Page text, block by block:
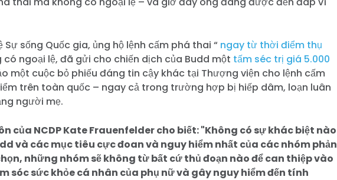
Sự sống Quốc gia, ủng hộ lệnh cấm phá thai “ ngay từ thời điểm thụ
có ngoại lệ, đã gửi cho chiến dịch của Budd một tấm séc trị giá 5.000
một cuộc bỏ phiếu đáng tin cậy khác tại Thượng viện cho lệnh cấm
trên toàn quốc – ngay cả trong trường hợp bị hiếp dâm, loạn luân
người mẹ.
của NCDP Kate Frauenfelder cho biết: "Không có sự khác biệt nào
và các mục tiêu cực đoan và nguy hiểm nhất của các nhóm phản
những nhóm sẽ không từ bất cứ thủ đoạn nào để can thiệp vào
sóc sức khỏe cá nhân của phụ nữ và gây nguy hiểm đến tính